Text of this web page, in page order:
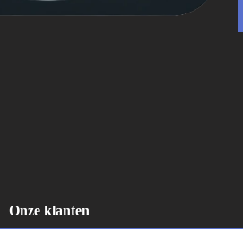
Onze klanten